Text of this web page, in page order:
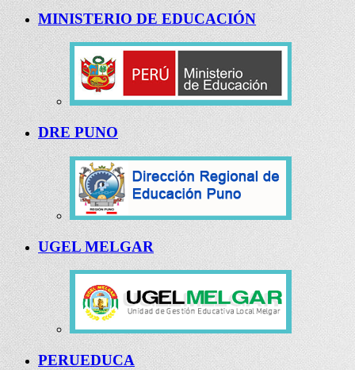
MINISTERIO DE EDUCACIÓN
DRE PUNO
UGEL MELGAR
PERUEDUCA